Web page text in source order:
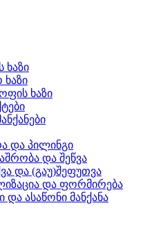
ხაზი
ხაზი
ხაზი
და პილინგი
და შეწვა
და (გაუ)შეფუთვა
და ფორმირება
ასაწონი მანქანა